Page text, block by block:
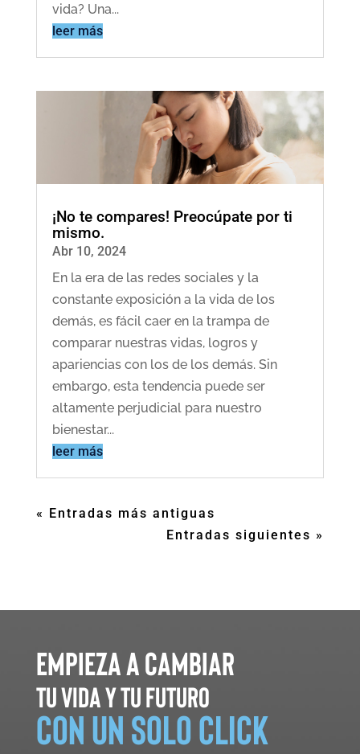
vida? Una...
leer más
¡No te compares! Preocúpate por ti
mismo.
Abr 10, 2024
En la era de las redes sociales y la
constante exposición a la vida de los
demás, es fácil caer en la trampa de
comparar nuestras vidas, logros y
apariencias con los de los demás. Sin
embargo, esta tendencia puede ser
altamente perjudicial para nuestro
bienestar...
leer más
« Entradas más antiguas
Entradas siguientes »
Empieza a cambiar
tu vida y tu futuro
con un solo click